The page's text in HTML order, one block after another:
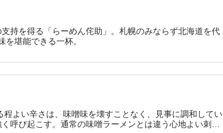
持を得る「らーめん侘助」。札幌のみならず北海道を代
堪能できる一杯。
よい辛さは、味噌味を壊すことなく、見事に調和してい
呼び起こす。通常の味噌ラーメンとは違う心地よい刺激